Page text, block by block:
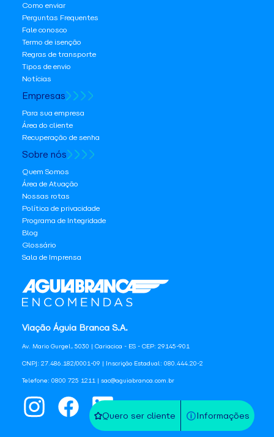
Quero ser cliente Informações
Viação Águia Branca S.A.
Av. Mario Gurgel, 5030 | Cariacica - ES - CEP: 29145-901
CNPJ: 27.486.182/0001-09 | Inscrição Estadual: 080.444.20-2
Telefone: 0800 725 1211 | sac@aguiabranca.com.br
Como enviar
Perguntas Frequentes
Fale conosco
Termo de isenção
Regras de transporte
Tipos de envio
Notícias
Empresas
Para sua empresa
Área do cliente
Recuperação de senha
Sobre nós
Quem Somos
Área de Atuação
Nossas rotas
Política de privacidade
Programa de Integridade
Blog
Glossário
Sala de Imprensa